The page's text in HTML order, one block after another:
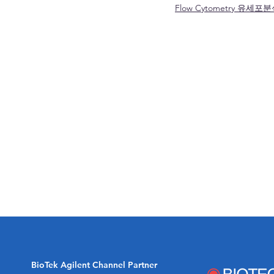
Flow Cytometry 유세포분
BioTek Agilent Channel Partner